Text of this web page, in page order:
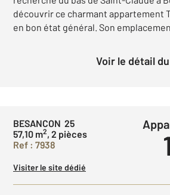
découvrir ce charmant appartement
en bon état général. Son
Voir le détail
BESANCON 25
57,10 m2, 2 pièces
Ref : 7938
Visiter le site dédié